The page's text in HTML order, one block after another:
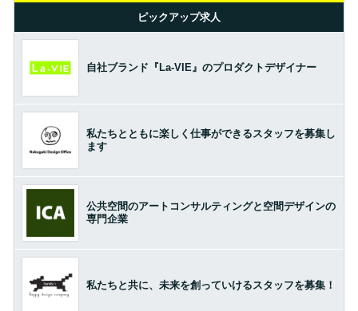
ピックアップ求人
自社ブランド『La-VIE』のプロダクトデザイナー
私たちとともに楽しく仕事ができるスタッフを募集し
ます
公共空間のアートコンサルティングと空間デザインの
専門企業
私たちと共に、未来を創っていけるスタッフを募集！